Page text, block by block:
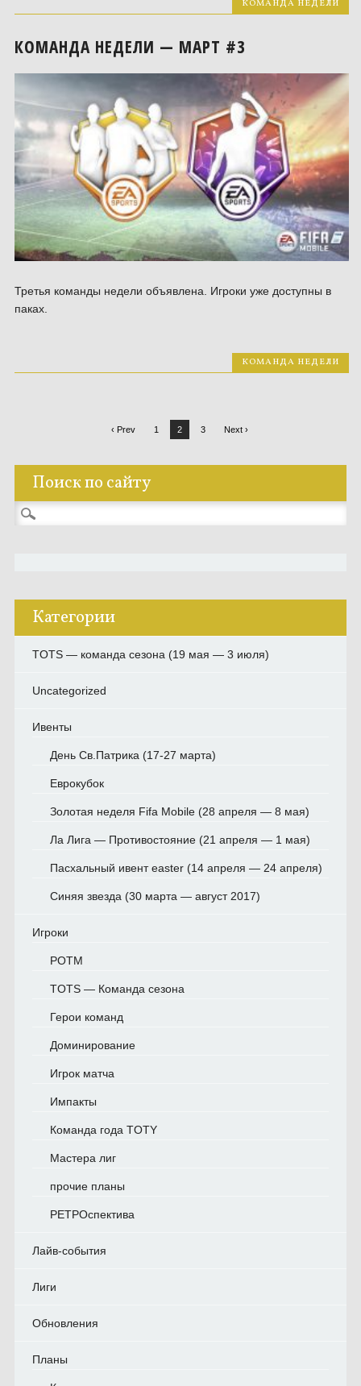
КОМАНДА НЕДЕЛИ
КОМАНДА НЕДЕЛИ — МАРТ #3
Третья команды недели объявлена. Игроки уже доступны в
паках.
КОМАНДА НЕДЕЛИ
‹ Prev 1 2 3 Next ›
Поиск по сайту
Найти:
Категории
TOTS — команда сезона (19 мая — 3 июля)
Uncategorized
Ивенты
День Св.Патрика (17-27 марта)
Еврокубок
Золотая неделя Fifa Mobile (28 апреля — 8 мая)
Ла Лига — Противостояние (21 апреля — 1 мая)
Пасхальный ивент easter (14 апреля — 24 апреля)
Синяя звезда (30 марта — август 2017)
Игроки
POTM
TOTS — Команда сезона
Герои команд
Доминирование
Игрок матча
Импакты
Команда года TOTY
Мастера лиг
прочие планы
РЕТРОспектива
Лайв-события
Лиги
Обновления
Планы